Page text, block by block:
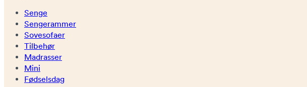
Senge
Sengerammer
Sovesofaer
Tilbehør
Madrasser
Mini
Fødselsdag